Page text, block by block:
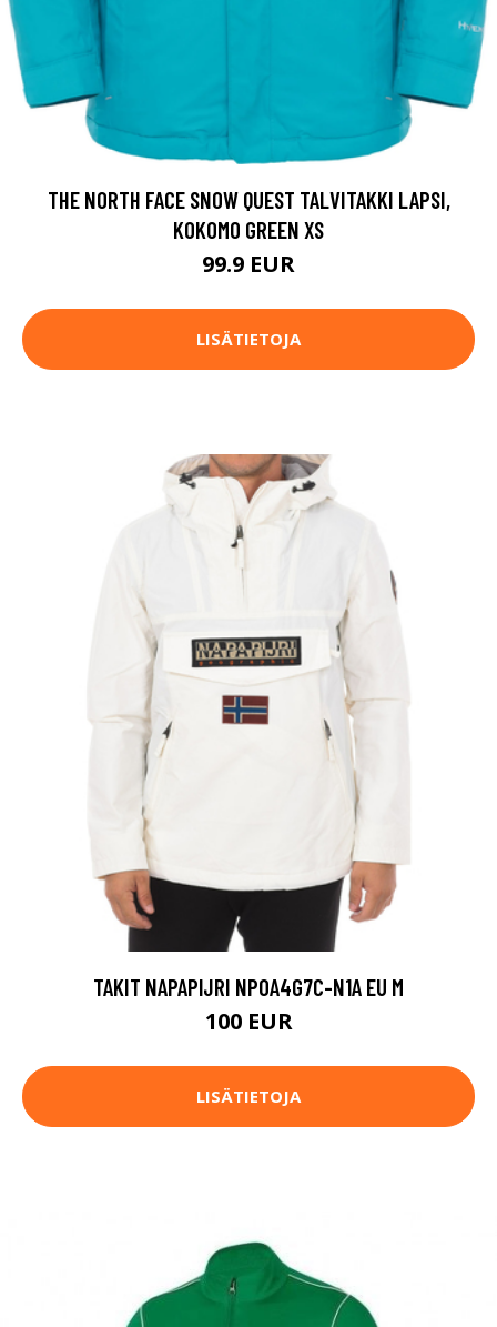
THE NORTH FACE SNOW QUEST TALVITAKKI LAPSI,
KOKOMO GREEN XS
99.9 EUR
LISÄTIETOJA
TAKIT NAPAPIJRI NP0A4G7C-N1A EU M
100 EUR
LISÄTIETOJA